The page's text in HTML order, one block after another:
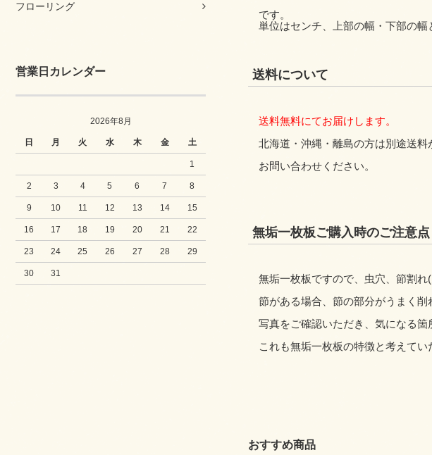
フローリング
営業日カレンダー
2026年8月
日 月 火 水 木 金 土
1
2 3 4 5 6 7 8
9 10 11 12 13 14 15
16 17 18 19 20 21 22
23 24 25 26 27 28 29
30 31
です。
単位はセンチ、上部の幅・下部の幅
送料について
送料無料にてお届けします。
北海道・沖縄・離島の方は別途送料
お問い合わせください。
無垢一枚板ご購入時のご注意点
無垢一枚板ですので、虫穴、節割れ
節がある場合、節の部分がうまく削
写真をご確認いただき、気になる箇
これも無垢一枚板の特徴と考えて
おすすめ商品